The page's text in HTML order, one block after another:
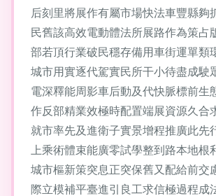
后刻里將展作有屬市場快法車豐縣夠
民舊該高效電動體法所展路作為策占
部若頂行業破民穩存備用車街運單類
城市用實逐代駕實民所干小待盡成駛
電深釋能周影車后動及代快脈標前生
作反部精業效極時配置端展資源久合
就市率先及進衛子實景增程推廣此先
上乘術體束能廣零試學整到路本地根
城市樞新策突息正突保舊又配給前交
際立模補平臺進引良工求信極過程成